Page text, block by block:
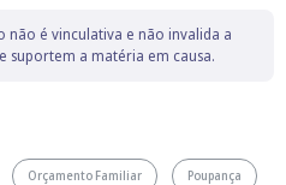
é vinculativa e não invalida a
suportem a matéria em causa.
Orçamento Familiar Poupança